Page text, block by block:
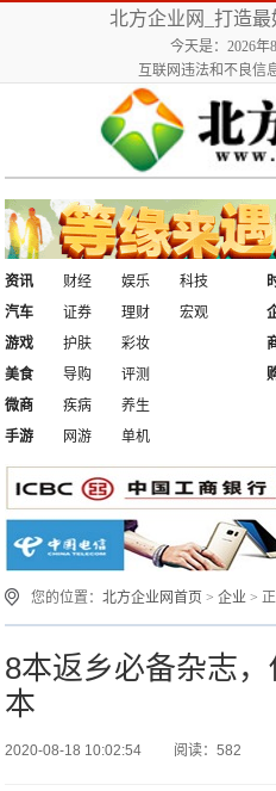
北方企业网_打造
今天是：2026年
互联网违法和不良信
资讯 财经 娱乐
科技
汽车
证券 理财 宏观
游戏
护肤
彩妆
美食
导购 评测
微商
疾病
养生
手游
网游 单机
您的位置：北方企业网首页 >企业 >
8本返乡必备杂志
本
2020-08-18 10:02:54 阅读：582